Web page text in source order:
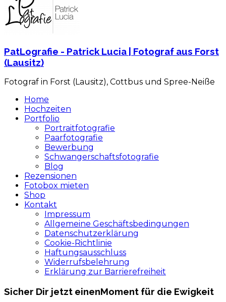
PatLografie - Patrick Lucia | Fotograf aus Forst
(Lausitz)
Fotograf in Forst (Lausitz), Cottbus und Spree-Neiße
Home
Hochzeiten
Portfolio
Portraitfotografie
Paarfotografie
Bewerbung
Schwangerschaftsfotografie
Blog
Rezensionen
Fotobox mieten
Shop
Kontakt
Impressum
Allgemeine Geschäftsbedingungen
Datenschutzerklärung
Cookie-Richtlinie
Haftungsausschluss
Widerrufsbelehrung
Erklärung zur Barrierefreiheit
Sicher Dir jetzt einenMoment für die Ewigkeit